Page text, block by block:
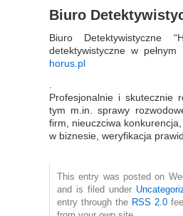
Biuro
Biuro Detektywistyczne
detektywistyczne w
horus.pl
Profesjonalnie i skutecznie
tym m.in. sprawy
firm, nieuczciwa
w biznesie, weryfikacja
This entry was posted on
and is filed under
entry through the RSS 2.0